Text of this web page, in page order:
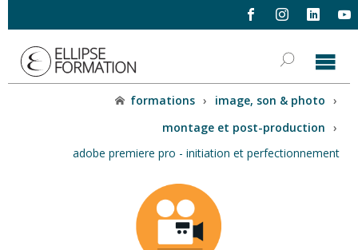
formations › image, son & photo ›
montage et post-production ›
adobe premiere pro - initiation et perfectionnement